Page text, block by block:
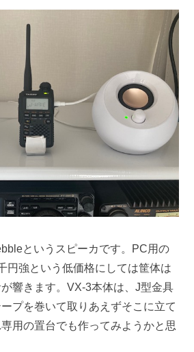
というスピーカです。PC用の
円強という低価格にしては筐体は
響きます。VX-3本体は、J型金具
プを巻いて取りあえずそこに立て
用の置台でも作ってみようかと思